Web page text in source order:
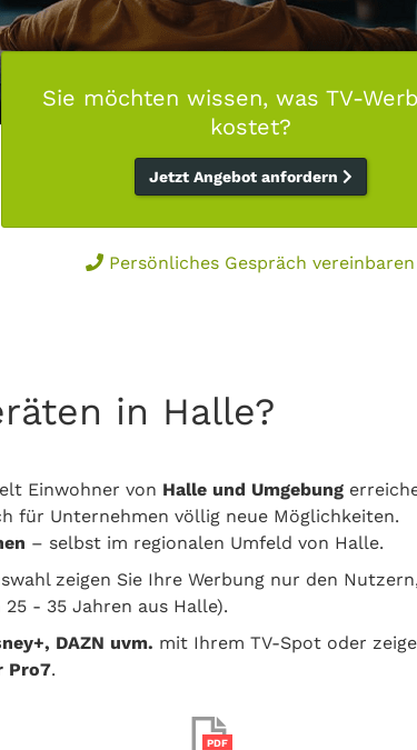
Sie möchten wissen, was TV-
kostet?
Jetzt Angebot anfordern
Persönliches Gespräch vereinbaren
in Halle?
Einwohner von Halle und Umgebung
für Unternehmen völlig neue Möglichkeiten.
– selbst im regionalen Umfeld von Halle.
zeigen Sie Ihre Werbung nur den
- 35 Jahren aus Halle).
DAZN uvm. mit Ihrem TV-Spot oder
Pro7.
PDF